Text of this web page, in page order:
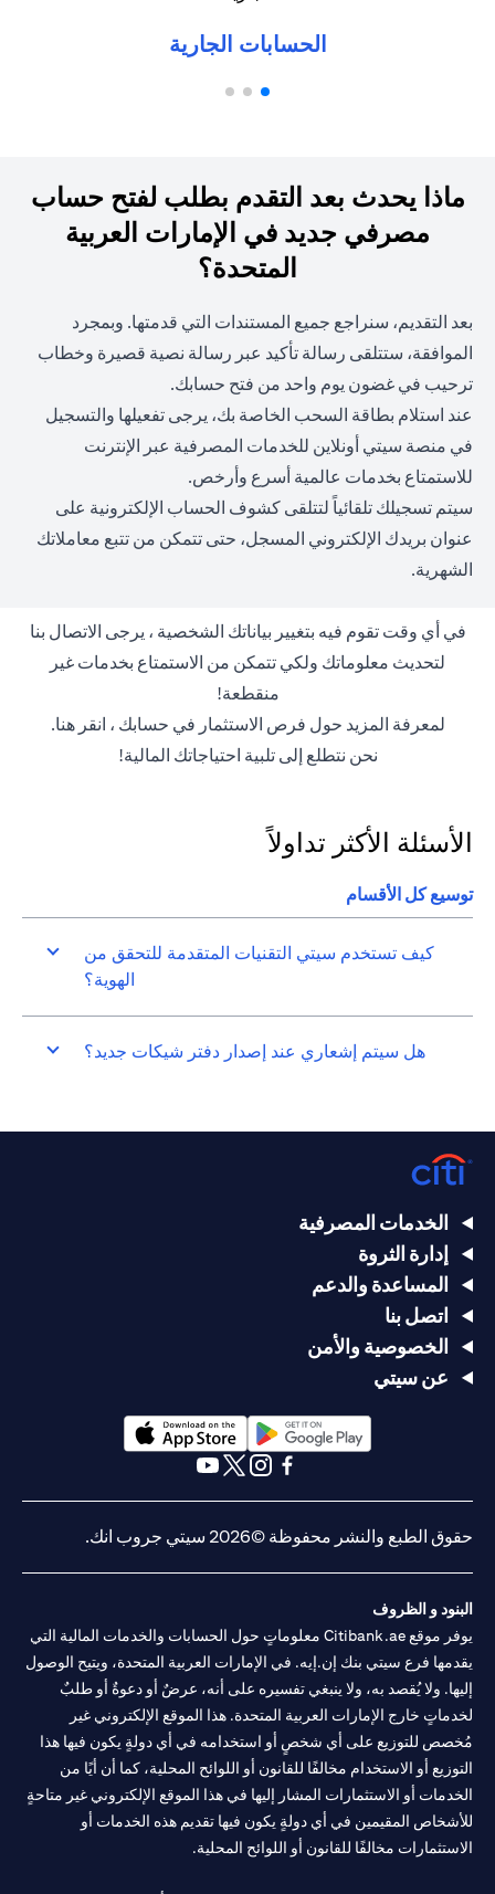
الحسابات الجارية
ماذا يحدث بعد التقدم بطلب لفتح حساب
مصرفي جديد في الإمارات العربية
المتحدة؟
بعد التقديم، سنراجع جميع المستندات التي قدمتها. وبمجرد
الموافقة، ستتلقى رسالة تأكيد عبر رسالة نصية قصيرة وخطاب
ترحيب في غضون يوم واحد من فتح حسابك.
عند استلام بطاقة السحب الخاصة بك، يرجى تفعيلها والتسجيل
في منصة سيتي أونلاين للخدمات المصرفية عبر الإنترنت
للاستمتاع بخدمات عالمية أسرع وأرخص.
سيتم تسجيلك تلقائياً لتتلقى كشوف الحساب الإلكترونية على
عنوان بريدك الإلكتروني المسجل، حتى تتمكن من تتبع معاملاتك
الشهرية.
في أي وقت تقوم فيه بتغيير بياناتك الشخصية ، يرجى الاتصال بنا
لتحديث معلوماتك ولكي تتمكن من الاستمتاع بخدمات غير
منقطعة!
لمعرفة المزيد حول فرص الاستثمار في حسابك ، انقر هنا(opens in a new tab).
نحن نتطلع إلى تلبية احتياجاتك المالية!
الأسئلة الأكثر تداولاً
توسيع كل الأقسام
كيف تستخدم سيتي التقنيات المتقدمة للتحقق من
الهوية؟
هل سيتم إشعاري عند إصدار دفتر شيكات جديد؟
الخدمات المصرفية
إدارة الثروة
المساعدة والدعم
اتصل بنا
الخصوصية والأمن
عن سيتي
(opens in a new tab)
حقوق الطبع والنشر محفوظة ©2026 سيتي جروب انك.
البنود و الظروف
يوفر موقع Citibank.ae معلوماتٍ حول الحسابات والخدمات المالية التي
يقدمها فرع سيتي بنك إن.إيه. في الإمارات العربية المتحدة، ويتيح الوصول
إليها. ولا يُقصد به، ولا ينبغي تفسيره على أنه، عرضٌ أو دعوةٌ أو طلبٌ
لخدماتٍ خارج الإمارات العربية المتحدة. هذا الموقع الإلكتروني غير
مُخصص للتوزيع على أي شخصٍ أو استخدامه في أي دولةٍ يكون فيها هذا
التوزيع أو الاستخدام مخالفًا للقانون أو اللوائح المحلية، كما أن أيًا من
الخدمات أو الاستثمارات المشار إليها في هذا الموقع الإلكتروني غير متاحةٍ
للأشخاص المقيمين في أي دولةٍ يكون فيها تقديم هذه الخدمات أو
الاستثمارات مخالفًا للقانون أو اللوائح المحلية.